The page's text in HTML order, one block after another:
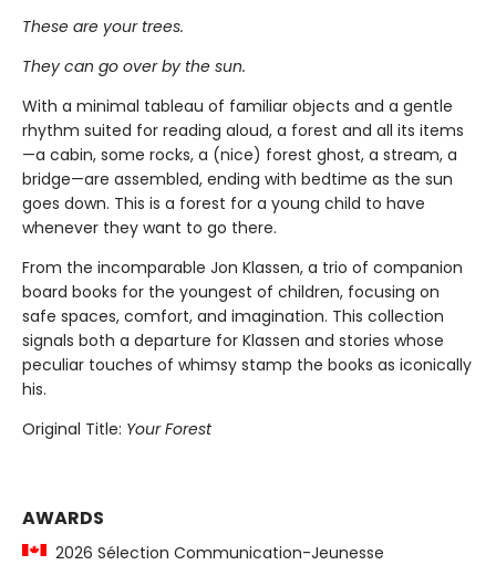
These are your trees.
They can go over by the sun.
With a minimal tableau of familiar objects and a gentle
rhythm suited for reading aloud, a forest and all its items
—a cabin, some rocks, a (nice) forest ghost, a stream, a
bridge—are assembled, ending with bedtime as the sun
goes down. This is a forest for a young child to have
whenever they want to go there.
From the incomparable Jon Klassen, a trio of companion
board books for the youngest of children, focusing on
safe spaces, comfort, and imagination. This collection
signals both a departure for Klassen and stories whose
peculiar touches of whimsy stamp the books as iconically
his.
Original Title: Your Forest
AWARDS
2026 Sélection Communication-Jeunesse